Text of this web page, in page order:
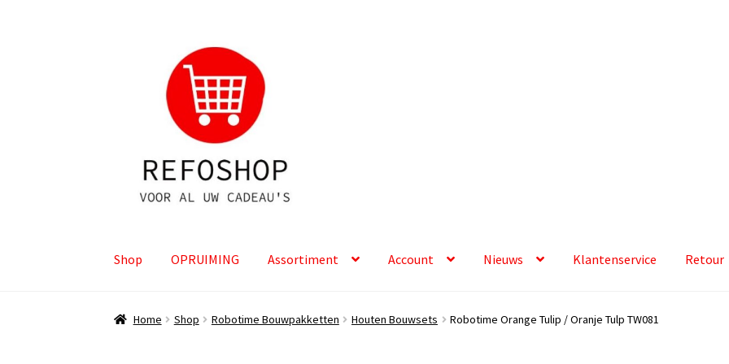
Shop OPRUIMING Assortiment Account Nieuws Klantenservice Retour
Home Shop Robotime Bouwpakketten Houten Bouwsets Robotime Orange Tulip / Oranje Tulp TW081